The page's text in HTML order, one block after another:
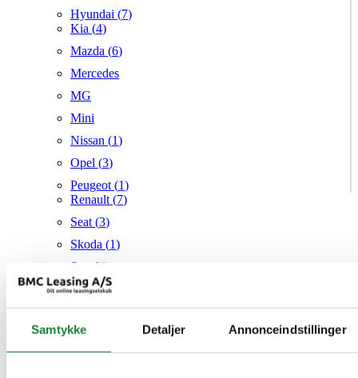
Samtykke Detaljer Annonceindstillinger
Hyundai (7)
Kia (4)
Mazda (6)
Mercedes
MG
Mini
Nissan (1)
Opel (3)
Peugeot (1)
Renault (7)
Seat (3)
Skoda (1)
Suzuki
Tesla
Toyota (1)
VW (
Audi